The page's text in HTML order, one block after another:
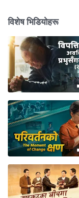
विशेष भिडियोहरू